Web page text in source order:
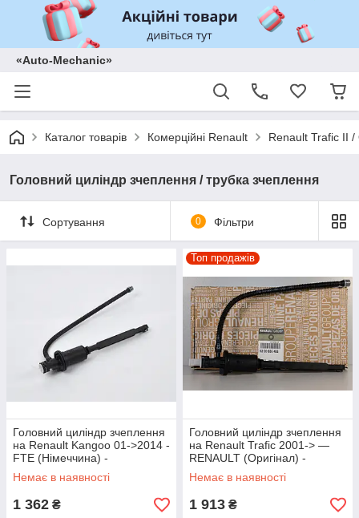
«Auto-Mechanic»
Каталог товарів Комерційні Renault Renault Trafic II
Головний циліндр зчеплення / трубка зчеплення
Сортування 0 Фільтри
Головний циліндр зчеплення
на Renault Kangoo 01->2014 -
FTE (Німеччина) -
KG15043.4.3
Немає в наявності
1 362 ₴
Топ продажів
Головний циліндр зчеплення
на Renault Trafic 2001-> —
RENAULT (Оригінал) -
8200506488
Немає в наявності
1 913 ₴